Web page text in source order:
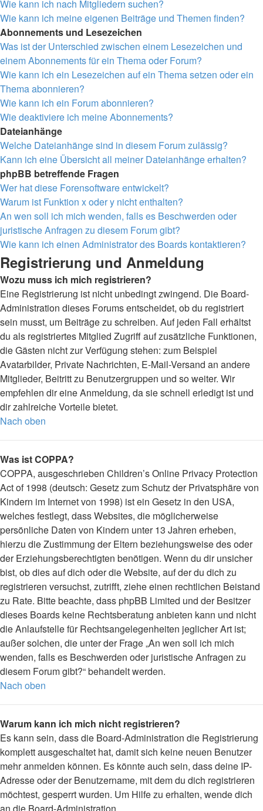
Wie kann ich nach Mitgliedern suchen?
Wie kann ich meine eigenen Beiträge und Themen finden?
Abonnements und Lesezeichen
Was ist der Unterschied zwischen einem Lesezeichen und
einem Abonnements für ein Thema oder Forum?
Wie kann ich ein Lesezeichen auf ein Thema setzen oder ein
Thema abonnieren?
Wie kann ich ein Forum abonnieren?
Wie deaktiviere ich meine Abonnements?
Dateianhänge
Welche Dateianhänge sind in diesem Forum zulässig?
Kann ich eine Übersicht all meiner Dateianhänge erhalten?
phpBB betreffende Fragen
Wer hat diese Forensoftware entwickelt?
Warum ist Funktion x oder y nicht enthalten?
An wen soll ich mich wenden, falls es Beschwerden oder
juristische Anfragen zu diesem Forum gibt?
Wie kann ich einen Administrator des Boards kontaktieren?
Registrierung und Anmeldung
Wozu muss ich mich registrieren?
Eine Registrierung ist nicht unbedingt zwingend. Die Board-
Administration dieses Forums entscheidet, ob du registriert
sein musst, um Beiträge zu schreiben. Auf jeden Fall erhältst
du als registriertes Mitglied Zugriff auf zusätzliche Funktionen,
die Gästen nicht zur Verfügung stehen: zum Beispiel
Avatarbilder, Private Nachrichten, E-Mail-Versand an andere
Mitglieder, Beitritt zu Benutzergruppen und so weiter. Wir
empfehlen dir eine Anmeldung, da sie schnell erledigt ist und
dir zahlreiche Vorteile bietet.
Nach oben
Was ist COPPA?
COPPA, ausgeschrieben Children’s Online Privacy Protection
Act of 1998 (deutsch: Gesetz zum Schutz der Privatsphäre von
Kindern im Internet von 1998) ist ein Gesetz in den USA,
welches festlegt, dass Websites, die möglicherweise
persönliche Daten von Kindern unter 13 Jahren erheben,
hierzu die Zustimmung der Eltern beziehungsweise des oder
der Erziehungsberechtigten benötigen. Wenn du dir unsicher
bist, ob dies auf dich oder die Website, auf der du dich zu
registrieren versuchst, zutrifft, ziehe einen rechtlichen Beistand
zu Rate. Bitte beachte, dass phpBB Limited und der Besitzer
dieses Boards keine Rechtsberatung anbieten kann und nicht
die Anlaufstelle für Rechtsangelegenheiten jeglicher Art ist;
außer solchen, die unter der Frage „An wen soll ich mich
wenden, falls es Beschwerden oder juristische Anfragen zu
diesem Forum gibt?“ behandelt werden.
Nach oben
Warum kann ich mich nicht registrieren?
Es kann sein, dass die Board-Administration die Registrierung
komplett ausgeschaltet hat, damit sich keine neuen Benutzer
mehr anmelden können. Es könnte auch sein, dass deine IP-
Adresse oder der Benutzername, mit dem du dich registrieren
möchtest, gesperrt wurden. Um Hilfe zu erhalten, wende dich